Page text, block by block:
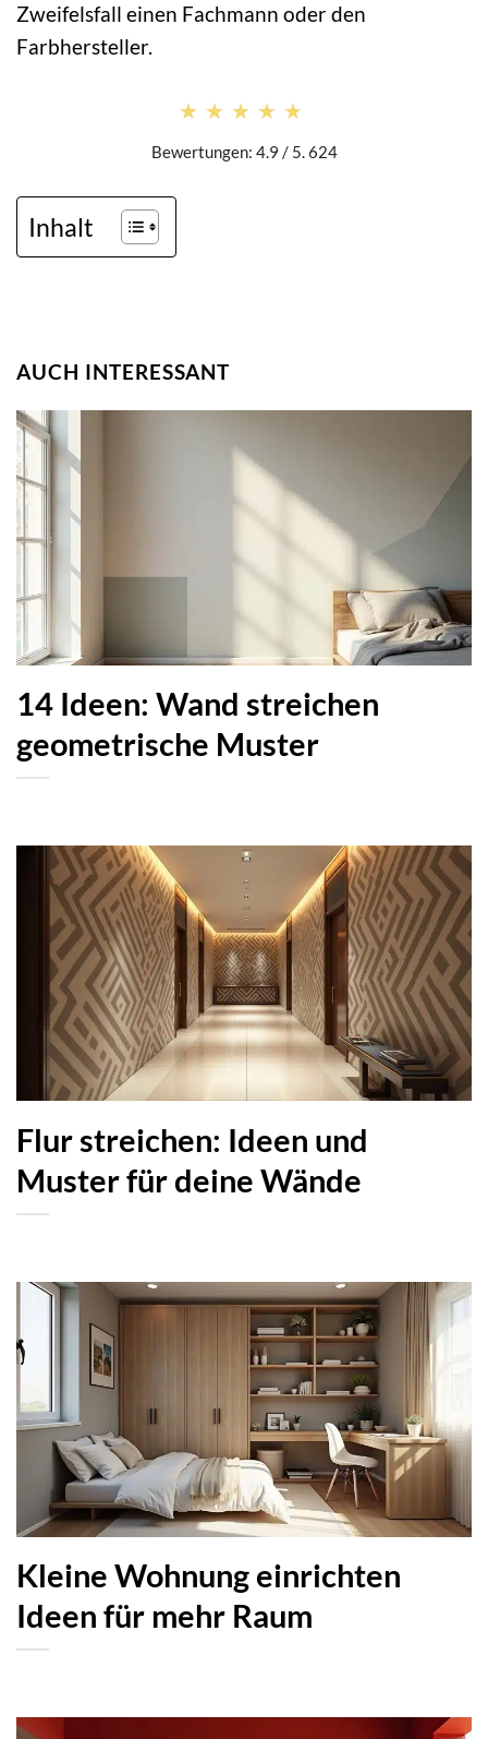
Zweifelsfall einen Fachmann oder den
Farbhersteller.
★★★★★
★★★★★
Bewertungen: 4.9 / 5. 624
Inhalt
AUCH INTERESSANT
14 Ideen: Wand streichen
geometrische Muster
Flur streichen: Ideen und
Muster für deine Wände
Kleine Wohnung einrichten
Ideen für mehr Raum